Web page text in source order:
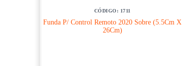
CÓDIGO: 1711
Funda P/ Control Remoto 2020 Sobre (5.5Cm X
26Cm)